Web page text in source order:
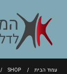
עמוד הבית SHOP